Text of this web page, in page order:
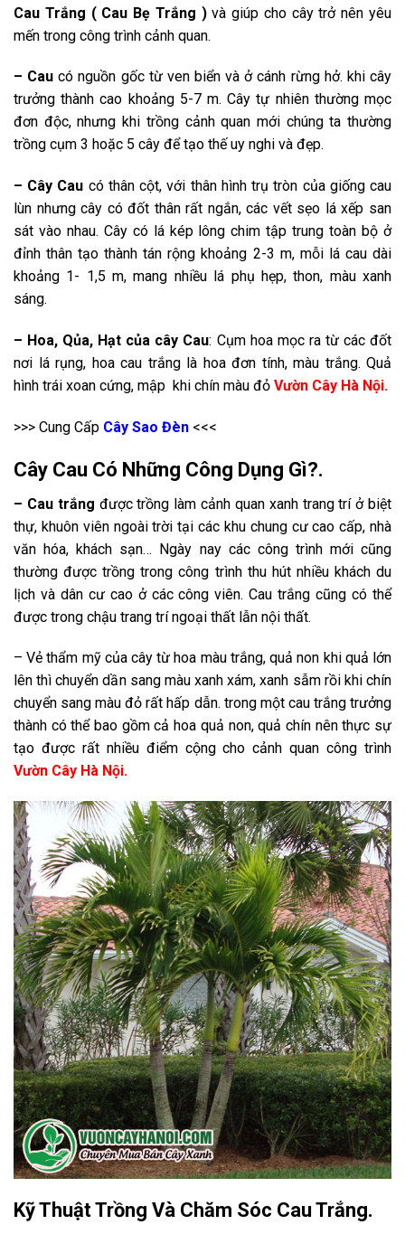
Cau Trắng ( Cau Bẹ Trắng )và giúp cho cây trở nên yêu
mến trong công trình cảnh quan.
– Caucó nguồn gốc từ ven biển và ở cánh rừng hở. khi cây
trưởng thành cao khoảng 5-7 m. Cây tự nhiên thường mọc
đơn độc, nhưng khi trồng cảnh quan mới chúng ta thường
trồng cụm 3 hoặc 5 cây để tạo thế uy nghi và đẹp.
– Cây Cau có thân cột, với thân hình trụ tròn của giống cau
lùn nhưng cây có đốt thân rất ngắn, các vết sẹo lá xếp san
sát vào nhau. Cây có lá kép lông chim tập trung toàn bộ ở
đỉnh thân tạo thành tán rộng khoảng 2-3 m, mỗi lá cau dài
khoảng 1- 1,5 m, mang nhiều lá phụ hẹp, thon, màu xanh
sáng.
– Hoa, Qủa, Hạt của cây Cau: Cụm hoa mọc ra từ các đốt
nơi lá rụng, hoa cau trắng là hoa đơn tính, màu trắng. Quả
hình trái xoan cứng, mập khi chín màu đỏ Vườn Cây Hà Nội.
>>> Cung Cấp Cây Sao Đèn <<<
Cây Cau Có Những Công Dụng Gì?.
– Cau trắng được trồng làm cảnh quan xanh trang trí ở biệt
thự, khuôn viên ngoài trời tại các khu chung cư cao cấp, nhà
văn hóa, khách sạn… Ngày nay các công trình mới cũng
thường được trồng trong công trình thu hút nhiều khách du
lịch và dân cư cao ở các công viên. Cau trắng cũng có thể
được trong chậu trang trí ngoại thất lẫn nội thất.
– Vẻ thẩm mỹ của cây từ hoa màu trắng, quả non khi quả lớn
lên thì chuyển dần sang màu xanh xám, xanh sẫm rồi khi chín
chuyển sang màu đỏ rất hấp dẫn. trong một cau trắng trưởng
thành có thể bao gồm cả hoa quả non, quả chín nên thực sự
tạo được rất nhiều điểm cộng cho cảnh quan công trình
Vườn Cây Hà Nội.
Kỹ Thuật Trồng Và Chăm Sóc Cau Trắng.